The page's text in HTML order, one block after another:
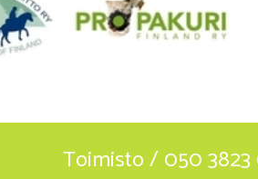
Toimisto / 050 3823